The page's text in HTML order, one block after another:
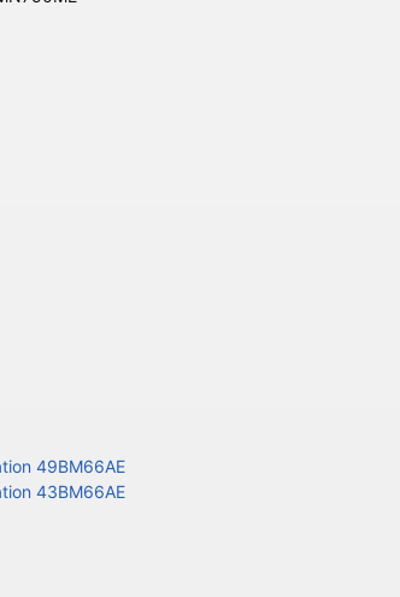
49BM66AE
43BM66AE